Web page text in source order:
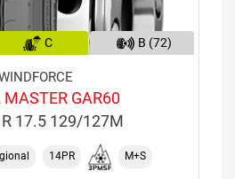
C B (72)
MASTER GAR60
17.5 129/127M
14PR M+S